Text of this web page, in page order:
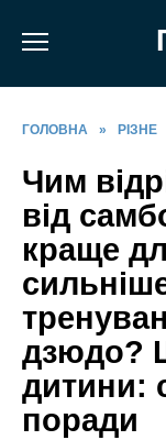
ГОЛОВНА » РІЗНЕ
Чим
від
краще
дзюдо?
дитини:
поради